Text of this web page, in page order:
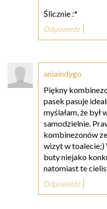
Ślicznie :*
Odpowiedz
aniaindygo
Piękny
pasek pasuje
myślałam, że był
samodzielnie.
kombinezonów
wizyt w toalecie;)
buty niejako
natomiast te
Odpowiedz